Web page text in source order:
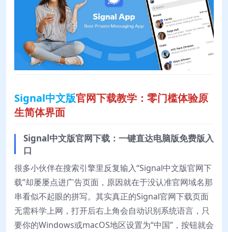
Signal中文版官网下载教学：零门槛体验原
生简体界面
Signal中文版官网下载：一键直达电脑版免费版入
口
很多小伙伴在搜索引擎里反复输入“Signal中文版官网下
载”却屡屡点进广告页面，原因就在于没认准官网域名那
串看似不起眼的拼写。其实真正的Signal官网下载页面
无需科学上网，打开后右上角会自动识别系统语言，只
要你的Windows或macOS地区设置为“中国”，按钮就会